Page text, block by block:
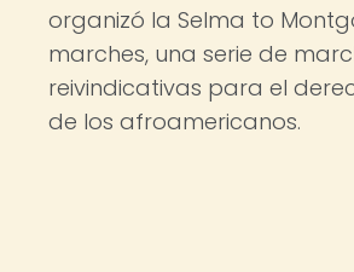
organizó la Selma to
marches, una serie de
reivindicativas para el
de los afroamericanos.